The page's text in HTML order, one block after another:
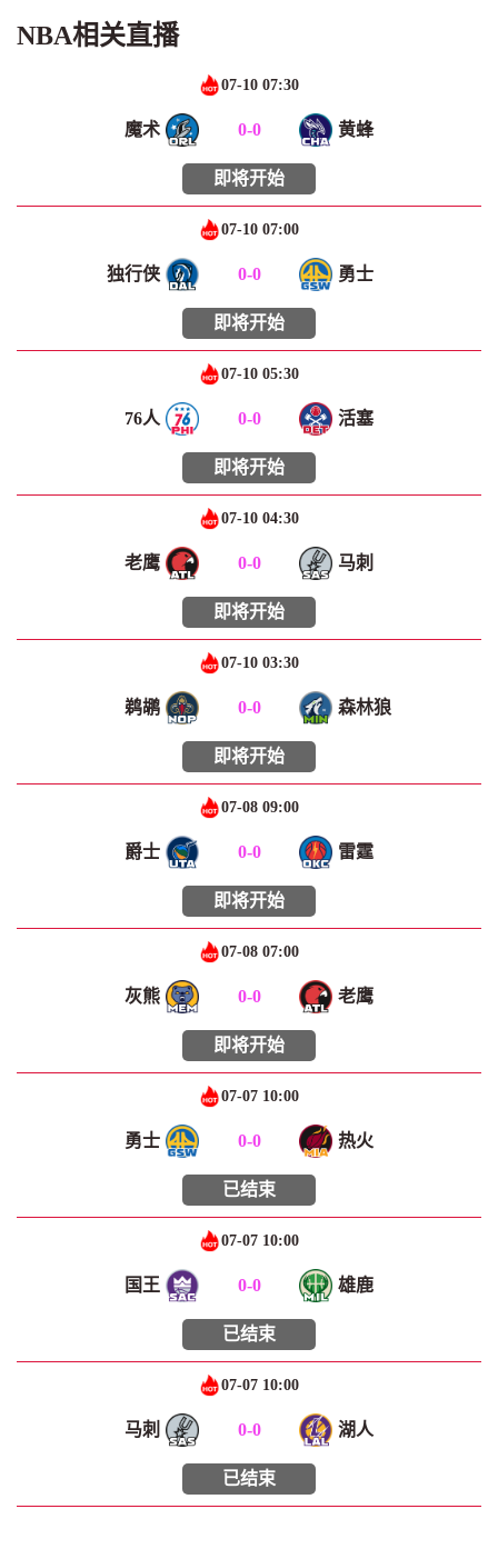
NBA相关直播
07-10 07:30
魔术 0-0 黄蜂
即将开始
07-10 07:00
独行侠 0-0 勇士
即将开始
07-10 05:30
76人 0-0 活塞
即将开始
07-10 04:30
老鹰 0-0 马刺
即将开始
07-10 03:30
鹈鹕 0-0 森林狼
即将开始
07-08 09:00
爵士 0-0 雷霆
即将开始
07-08 07:00
灰熊 0-0 老鹰
即将开始
07-07 10:00
勇士 0-0 热火
已结束
07-07 10:00
国王 0-0 雄鹿
已结束
07-07 10:00
马刺 0-0 湖人
已结束